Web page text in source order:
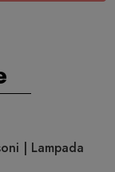
| Lampada